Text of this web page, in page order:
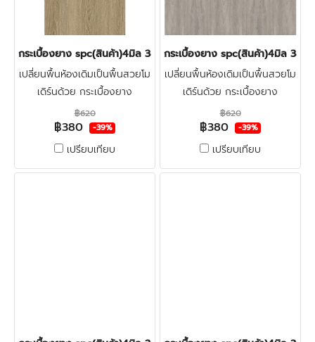
กระเบื้องยาง spc(สินค้า)4มิล 380บาท/ตร.ม. LT-COTTO LOZANO
เปลี่ยนพื้นห้องเดิมเป็นพื้นสวยโม
เดิร์นด้วย กระเบื้องยาง
ลายไม้spc4มิล LT-COTTO ทำ
จากไวนิลผสมหิน แข็งแรงผิวหน้า
เคลือบชั้นกันรอย ทนน้ำกัน
฿620
฿380 -39%
เปรียบเทียบ
กระเบื้องยาง spc(สินค้า)4มิล 380
เปลี่ยนพื้นห้องเดิมเป็นพื้นสวยโม
เดิร์นด้วย กระเบื้องยาง
ลายไม้spc4มิล LT-COTTO ทำ
จากไวนิลผสมหิน แข็งแรงผิวหน้า
เคลือบชั้นกันรอย ทนน้ำกัน
฿620
฿380 -39%
เปรียบเทียบ